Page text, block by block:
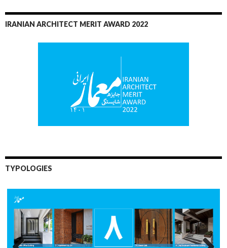
IRANIAN ARCHITECT MERIT AWARD 2022
TYPOLOGIES